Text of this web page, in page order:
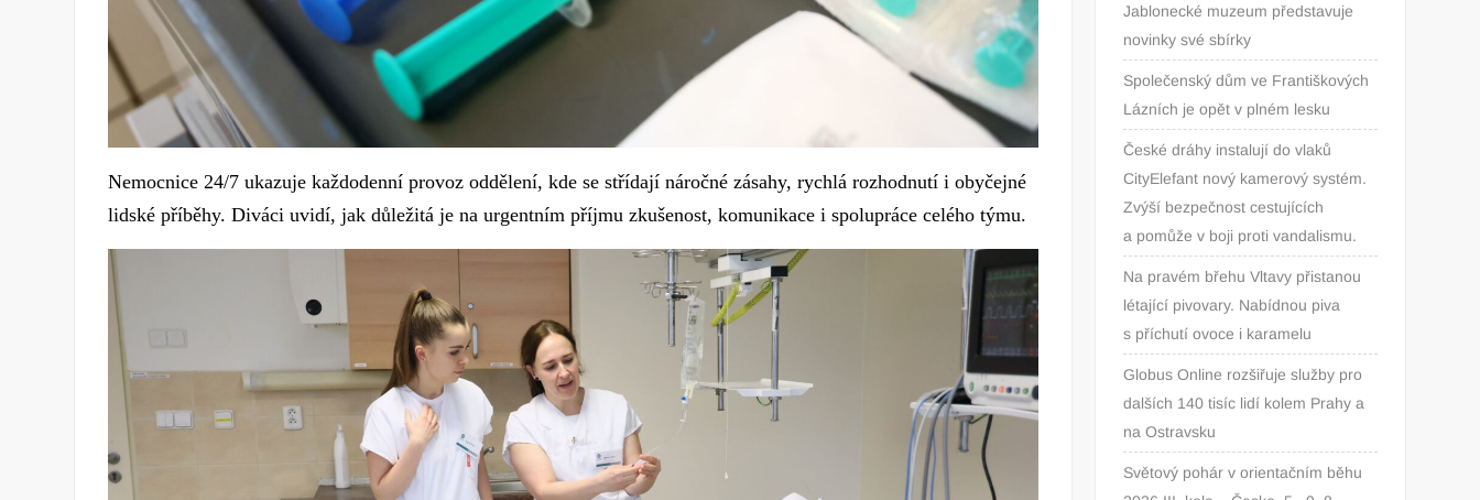
Nemocnice 24/7 ukazuje každodenní provoz oddělení, kde se střídají náročné zásahy, rychlá rozhodnutí i obyčejné
lidské příběhy. Diváci uvidí, jak důležitá je na urgentním příjmu zkušenost, komunikace i spolupráce celého týmu.
Jablonecké muzeum představuje
novinky své sbírky
Společenský dům ve Františkových
Lázních je opět v plném lesku
České dráhy instalují do vlaků
CityElefant nový kamerový systém.
Zvýší bezpečnost cestujících
a pomůže v boji proti vandalismu.
Na pravém břehu Vltavy přistanou
létající pivovary. Nabídnou piva
s příchutí ovoce i karamelu
Globus Online rozšiřuje služby pro
dalších 140 tisíc lidí kolem Prahy a
na Ostravsku
Světový pohár v orientačním běhu